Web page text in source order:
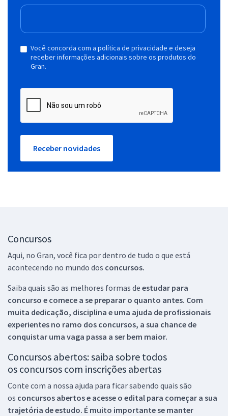
Você concorda com a política de privacidade e deseja
receber informações adicionais sobre os produtos do
Gran.
Receber novidades
Concursos
Aqui, no Gran, você fica por dentro de tudo o que está
acontecendo no mundo dos concursos.
Saiba quais são as melhores formas de estudar para
concurso e comece a se preparar o quanto antes. Com
muita dedicação, disciplina e uma ajuda de profissionais
experientes no ramo dos concursos, a sua chance de
conquistar uma vaga passa a ser bem maior.
Concursos abertos: saiba sobre todos
os concursos com inscrições abertas
Conte com a nossa ajuda para ficar sabendo quais são
os concursos abertos e acesse o edital para começar a sua
trajetória de estudo. É muito importante se manter